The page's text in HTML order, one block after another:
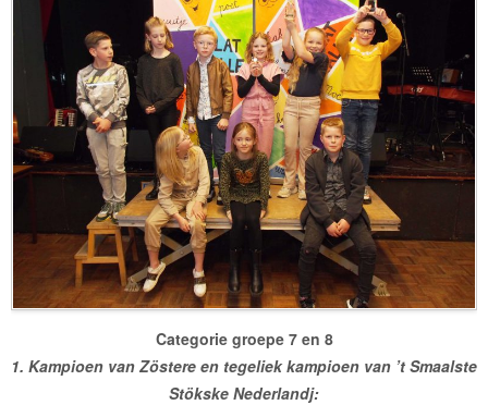
Categorie groepe 7 en 8
1. Kampioen van Zöstere en tegeliek kampioen van ’t Smaalste
Stökske Nederlandj: